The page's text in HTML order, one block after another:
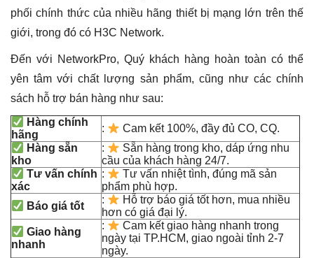
phối chính thức của nhiều hãng thiết bị mạng lớn trên thế
giới, trong đó có H3C Network.
Đến với NetworkPro, Quý khách hàng hoàn toàn có thể
yên tâm với chất lượng sản phẩm, cũng như các chính
sách hỗ trợ bán hàng như sau:
Hàng chính
hãng
:
Cam kết 100%, đầy đủ CO, CQ.
Hàng sẵn
kho
:
Sẵn hàng trong kho, dáp ứng nhu
cầu của khách hàng 24/7.
Tư vấn chính
xác
:
Tư vấn nhiệt tình, đúng mã sản
phẩm phù hợp.
Báo giá tốt
:
Hỗ trợ báo giá tốt hơn, mua nhiều
hơn có giá đại lý.
Giao hàng
nhanh
:
Cam kết giao hàng nhanh trong
ngày tại TP.HCM, giao ngoài tỉnh 2-7
ngày.